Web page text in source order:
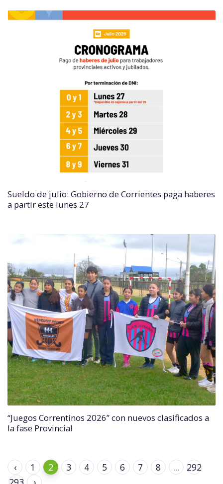
Sueldo de julio: Gobierno de Corrientes paga haberes
a partir este lunes 27
“Juegos Correntinos 2026” con nuevos clasificados a
la fase Provincial
‹ 1 2 3 4 5 6 7 8 ...
292